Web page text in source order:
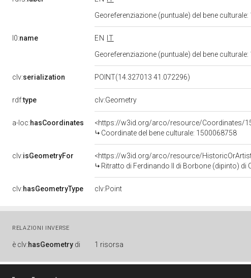
Georeferenziazione (puntuale) del bene
l0:name EN
IT
Georeferenziazione (puntuale) del bene
clv:serialization POINT(14.327013 41.072296)
rdf:type clv:Geometry
a-loc:hasCoordinates
<https://w3id.org/arco/resource/Coordinates/
Coordinate del bene culturale: 1500068758
clv:isGeometryFor
<https://w3id.org/arco/resource/
Ritratto di Ferdinando II di Borbone (dipinto) di
clv:hasGeometryType clv:Point
RELAZIONI INVERSE
è clv:hasGeometry di 1 risorsa